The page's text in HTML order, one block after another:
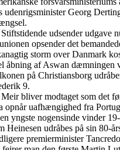
udenrigsminister Georg
udsender udgave
opsender det
storm over Danmark
åbning af Aswan dæmningen
på Christiansborg
9.
bliver modtaget som det
opnår uafhængighed fra
yngste nogensinde vinder
Heinesen udråbes på sin 80-
premierminister